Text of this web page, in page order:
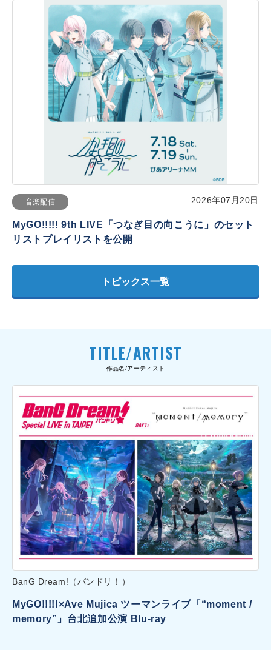
音楽配信 2026年07月20日
MyGO!!!!! 9th LIVE「つなぎ目の向こうに」のセット
リストプレイリストを公開
トピックス一覧
TITLE/ARTIST
作品名/アーティスト
BanG Dream!（バンドリ！）
MyGO!!!!!×Ave Mujica ツーマンライブ「“moment /
memory”」台北追加公演 Blu-ray